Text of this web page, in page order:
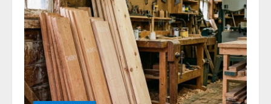
т
ь
ч
т